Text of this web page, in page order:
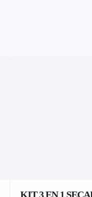
KIT 3 EN 1